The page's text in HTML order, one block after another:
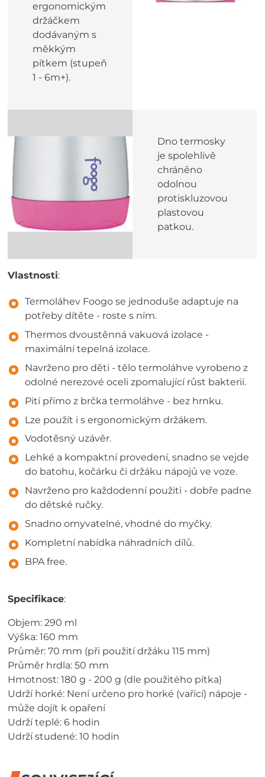
ergonomickým
držáčkem
dodávaným s
měkkým
pítkem (stupeň
1 - 6m+).
Dno termosky
je spolehlivě
chráněno
odolnou
protiskluzovou
plastovou
patkou.
Vlastnosti:
Termoláhev Foogo se jednoduše adaptuje na
potřeby dítěte - roste s ním.
Thermos dvoustěnná vakuová izolace -
maximální tepelná izolace.
Navrženo pro děti - tělo termoláhve vyrobeno z
odolné nerezové oceli zpomalující růst bakterií.
Pití přímo z brčka termoláhve - bez hrnku.
Lze použít i s ergonomickým držákem.
Vodotěsný uzávěr.
Lehké a kompaktní provedení, snadno se vejde
do batohu, kočárku či držáku nápojů ve voze.
Navrženo pro každodenní použiti - dobře padne
do dětské ručky.
Snadno omyvatelné, vhodné do myčky.
Kompletní nabídka náhradních dílů.
BPA free.
Specifikace:
Objem: 290 ml
Výška: 160 mm
Průměr: 70 mm (při použití držáku 115 mm)
Průměr hrdla: 50 mm
Hmotnost: 180 g - 200 g (dle použitého pítka)
Udrží horké: Není určeno pro horké (vařící) nápoje -
může dojít k opaření
Udrží teplé: 6 hodin
Udrží studené: 10 hodin